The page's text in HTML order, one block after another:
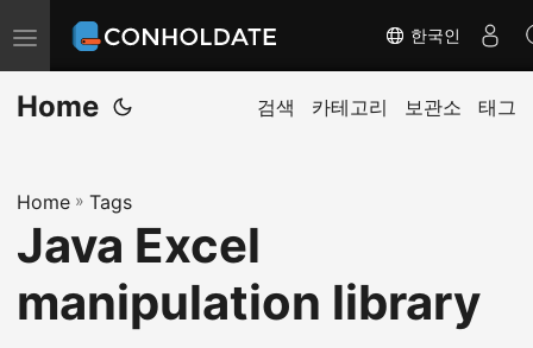
탐
색
전
한국인
Home 검색 카테고리 보관소 태그
Home » Tags
Java Excel
manipulation library